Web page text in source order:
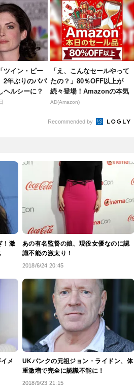
ツイン・ピー
2年ぶりのパパ
ヘルシーに？
「え、こんなセールやって
たの？」80％OFF以上が
続々登場！Amazonの本気
が...
AD(Amazon)
Recommended by
！激
あの有名監督の娘、現役女優なのに認
識不能の激太り！
2018/6/24 20:45
メ
UKパンクの元祖ジョン・ライドン、体
重激増で完全に認識不能に！
2018/9/23 21:15